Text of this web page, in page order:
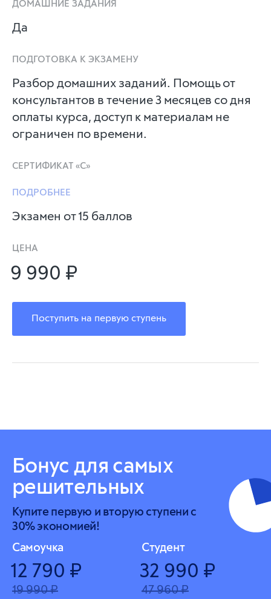
ДОМАШНИЕ ЗАДАНИЯ
Да
ПОДГОТОВКА К ЭКЗАМЕНУ
Разбор домашних заданий. Помощь от
консультантов в течение 3 месяцев со дня
оплаты курса, доступ к материалам не
ограничен по времени.
СЕРТИФИКАТ «C»
ПОДРОБНЕЕ
Экзамен от 15 баллов
ЦЕНА
9 990 ₽
Поступить на первую ступень
Бонус для самых
решительных
Купите первую и вторую ступени с
30% экономией!
Самоучка
12 790 ₽
19 990 ₽
Студент
32 990 ₽
47 960 ₽